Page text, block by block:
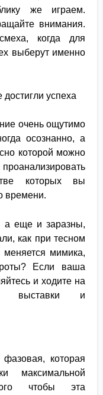
же играем.
внимания.
когда для
выберут именно
успеха
очень ощутимо
осознанно, а
которой можно
которых вы
времени.
а еще и заразны,
как при тесном
мимика,
Если ваша
и ходите на
выставки и
которая
максимальной
чтобы эта